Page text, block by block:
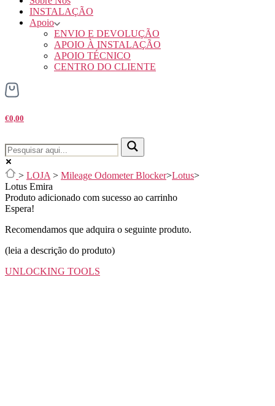
INSTALAÇÃO
Apoio
ENVIO E DEVOLUÇÃO
APOIO À INSTALAÇÃO
APOIO TÉCNICO
CENTRO DO CLIENTE
€0,00
> LOJA > Mileage Odometer Blocker>Lotus>
Lotus Emira
Produto adicionado com sucesso ao carrinho
Espera!
Recomendamos que adquira o seguinte produto.
(leia a descrição do produto)
UNLOCKING TOOLS